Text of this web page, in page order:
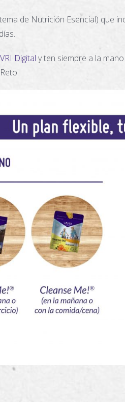
de Nutrición Esencial) que
Digital y ten siempre a la